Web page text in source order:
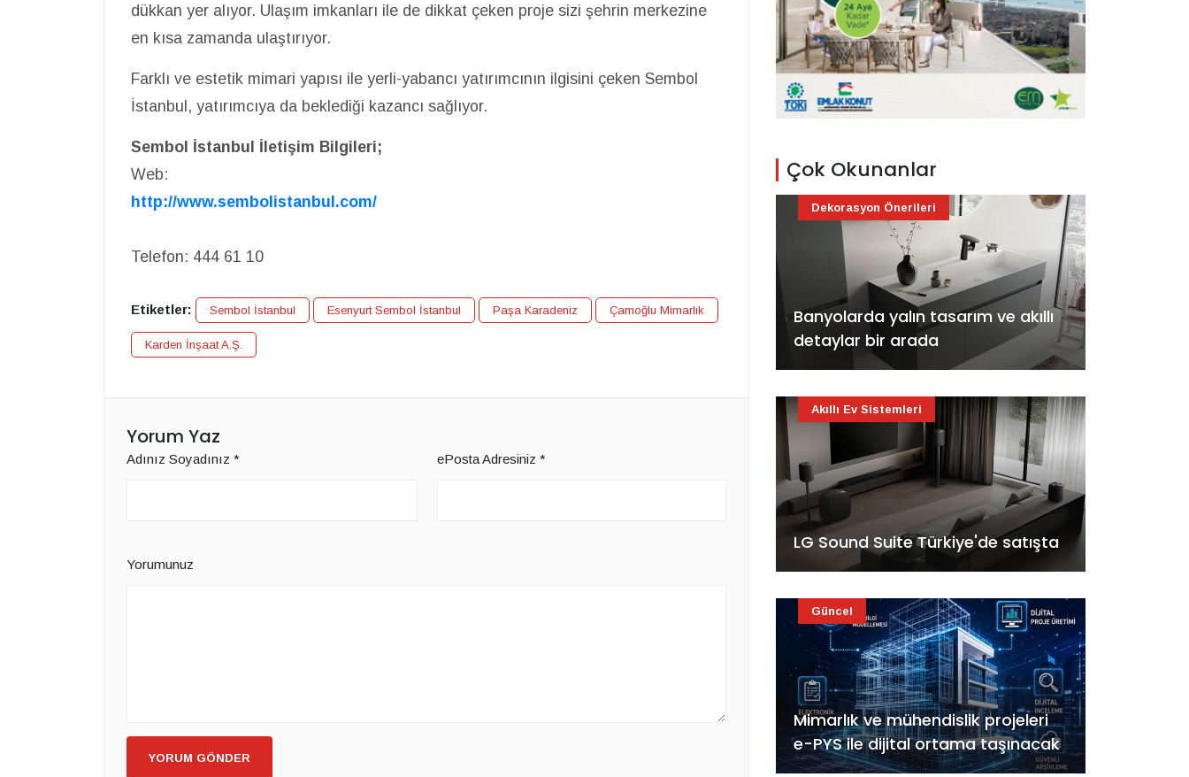
dükkan yer alıyor. Ulaşım imkanları ile de dikkat çeken proje sizi şehrin merkezine
en kısa zamanda ulaştırıyor.
Farklı ve estetik mimari yapısı ile yerli-yabancı yatırımcının ilgisini çeken Sembol
İstanbul, yatırımcıya da beklediği kazancı sağlıyor.
Sembol İstanbul İletişim Bilgileri;
Web:
http://www.sembolistanbul.com/
Telefon: 444 61 10
Etiketler: Sembol İstanbul Esenyurt Sembol İstanbul Paşa Karadeniz Çamoğlu Mimarlık
Karden İnşaat A.Ş.
Yorum Yaz
Adınız Soyadınız * ePosta Adresiniz *
Yorumunuz
YORUM GÖNDER
Çok Okunanlar
Banyolarda yalın tasarım ve akıllı
detaylar bir arada
Dekorasyon Önerileri
LG Sound Suite Türkiye'de satışta
Akıllı Ev Sistemleri
Mimarlık ve mühendislik projeleri
e-PYS ile dijital ortama taşınacak
Güncel